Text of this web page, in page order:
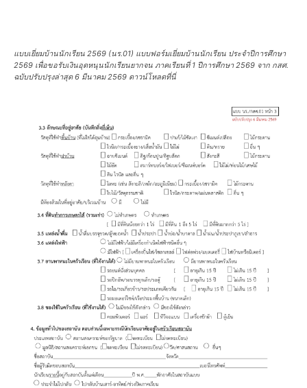
แบบเยี่ยมบ้านนักเรียน 2569 (นร.01) แบบฟอร์มเยี่ยมบ้านนักเรียน ประจำปีการศึกษา
2569 เพื่อขอรับเงินอุดหนุนนักเรียนยากจน ภาคเรียนที่ 1 ปีการศึกษา 2569 จาก กสศ.
ฉบับปรับปรุงล่าสุด 6 มีนาคม 2569 ดาวน์โหลดที่นี่